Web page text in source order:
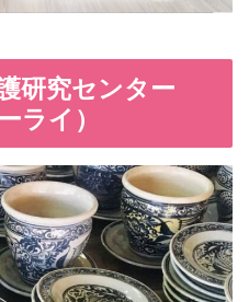
研究センター
ライ）